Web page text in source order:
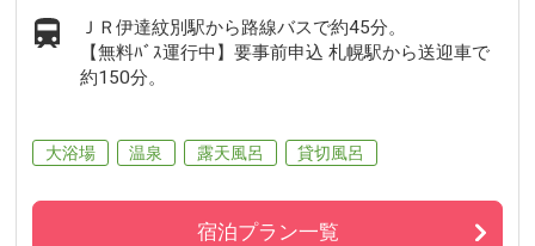
ＪＲ伊達紋別駅から路線バスで約45分。
【無料ﾊﾞｽ運行中】要事前申込 札幌駅から送迎車で
約150分。
大浴場 温泉 露天風呂 貸切風呂
宿泊プラン一覧